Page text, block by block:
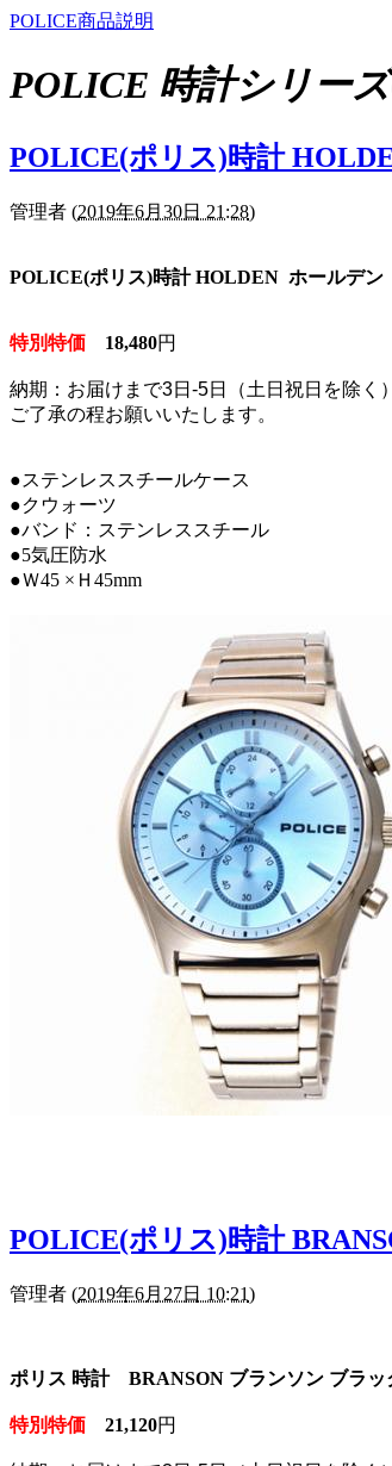
POLICE商品説明
POLICE 時計シリーズ
POLICE(ポリス)時計
管理者 (2019年6月30日 21:28)
POLICE(ポリス)時計 HOLDEN ホールデン
特別特価 18,480円
納期：お届けまで3日-5日（土日祝日を除く
ご了承の程お願いいたします。
●ステンレススチールケース
●クウォーツ
●バンド：ステンレススチール
●5気圧防水
●Ｗ45 ×Ｈ45mm
POLICE(ポリス)時計
管理者 (2019年6月27日 10:21)
ポリス 時計 BRANSON ブランソン ブラッ
特別特価 21,120円